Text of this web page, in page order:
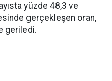
yüzde 48,3 ve
gerçekleşen oran,
geriledi.